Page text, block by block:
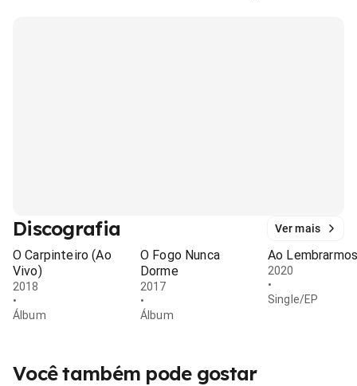
Discografia Ver mais
O Carpinteiro (Ao
Vivo)
2018
•
Álbum
O Fogo Nunca
Dorme
2017
•
Álbum
Ao
2020
•
Single/EP
Você também pode gostar